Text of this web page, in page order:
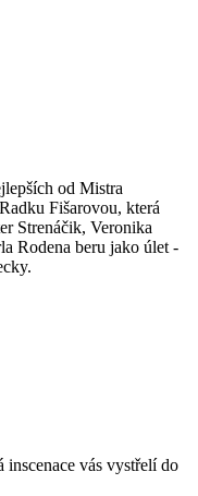
od Mistra
Fišarovou, která
Strenáčik, Veronika
Rodena beru jako úlet -
vás vystřelí do